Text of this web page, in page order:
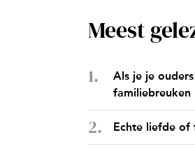
Meest
Als je je
familiebreuken
Echte liefde of